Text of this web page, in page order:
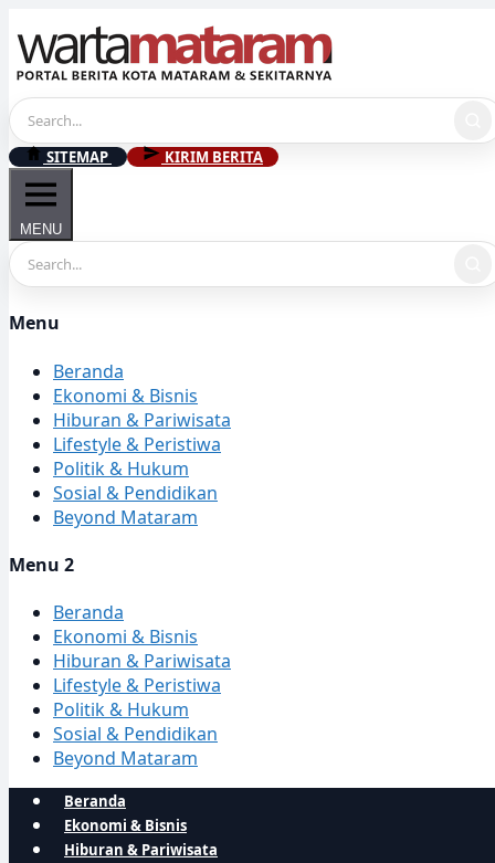
to
content
SITEMAP KIRIM BERITA
MENU
Menu
Beranda
Ekonomi & Bisnis
Hiburan & Pariwisata
Lifestyle & Peristiwa
Politik & Hukum
Sosial & Pendidikan
Beyond Mataram
Menu 2
Beranda
Ekonomi & Bisnis
Hiburan & Pariwisata
Lifestyle & Peristiwa
Politik & Hukum
Sosial & Pendidikan
Beyond Mataram
Beranda
Ekonomi & Bisnis
Hiburan & Pariwisata